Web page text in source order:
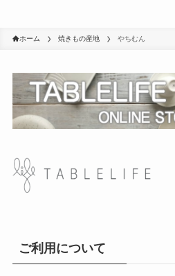
ホーム 焼きもの産地 やちむん
ご利用について